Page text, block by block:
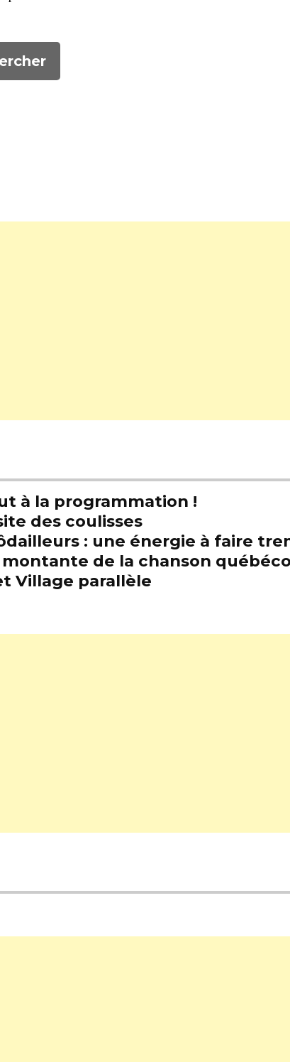
à la programmation !
des coulisses
: une énergie à faire
montante de la chanson
Village parallèle